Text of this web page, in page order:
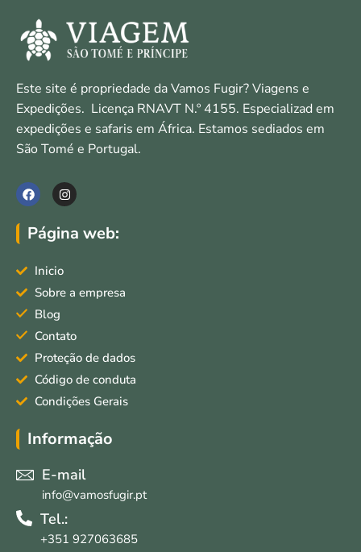
Este site é propriedade da Vamos Fugir? Viagens e
Expedições. Licença RNAVT N.º 4155. Especializad em
expedições e safaris em África. Estamos sediados em
São Tomé e Portugal.
F
a
c
e
b
k
I
n
s
a
a
Página web:
Inicio
Sobre a empresa
Blog
Contato
Proteção de dados
Código de conduta
Condições Gerais
Informação
E-mail
info@vamosfugir.pt
Tel.:
+351 927063685